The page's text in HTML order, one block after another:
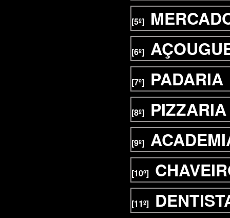
[5º]
[6º]
[7º] PADARIA
[8º] PIZZARIA
[9º]
[10º]
[11º]